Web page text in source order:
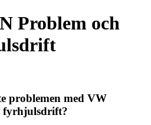
Problem och
problemen med VW
fyrhjulsdrift?